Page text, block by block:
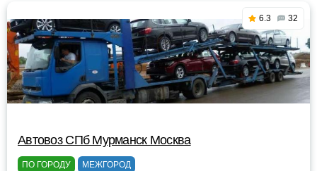
6.3 32
Автовоз СПб Мурманск Москва
ПО ГОРОДУ МЕЖГОРОД